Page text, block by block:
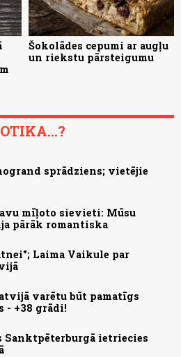
Šokolādes cepumi ar augļu
un riekstu pārsteigumu
sprādziens; vietējie
mīļoto sievieti: Mūsu
pārāk romantiska
Laima Vaikule par
varētu būt pamatīgs
+38 grādi!
Sanktpēterburgā ietriecies